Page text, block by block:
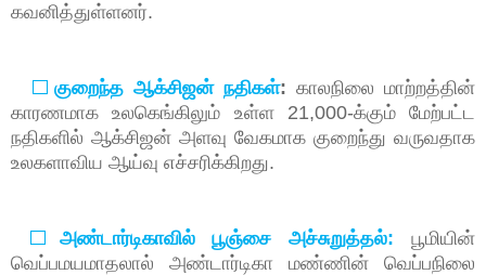
கவனித்துள்ளனர்.
⬜ குறைந்த ஆக்சிஜன் நதிகள்: காலநிலை மாற்றத்தின்
காரணமாக
உலகெங்கிலும் உள்ள21,000-க்கும்
மேற்பட்ட
நதிகளில் ஆக்சிஜன் அளவு வேகமாக குறைந்து வருவதாக
உலகளாவிய ஆய்வு எச்சரிக்கிறது.
⬜ அண்டார்டிகாவில் பூஞ்சை அச்சுறுத்தல்:
பூமியின்
வெப்பமயமாதலால்
அண்டார்டிகா மண்ணின்
வெப்பநிலை